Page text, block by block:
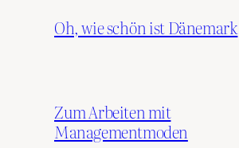
Oh, wie schön ist Dänemark
Zum Arbeiten mit
Managementmoden